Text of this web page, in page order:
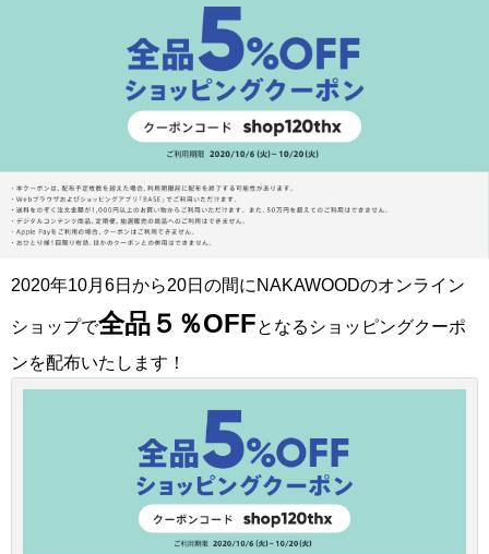
2020年10月6日から20日の間にNAKAWOODのオンライン
ショップで全品５％OFF となるショッピングクーポ
ンを配布いたします！